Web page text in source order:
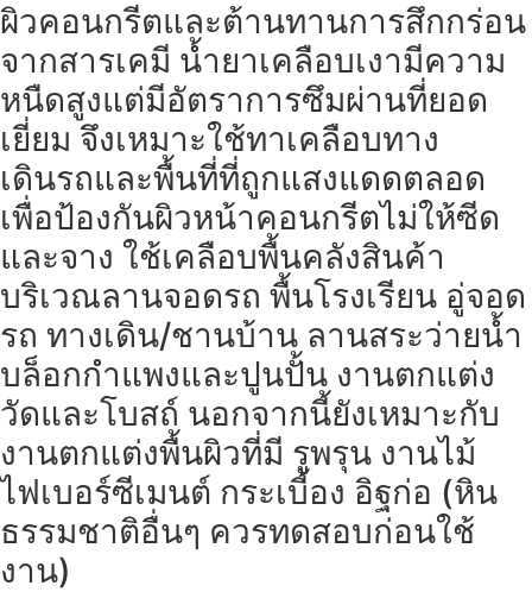
ผิวคอนกรีตและต้านทานการสึกกร่อน
จากสารเคมี น้ำยาเคลือบเงามีความ
หนืดสูงแต่มีอัตราการซึมผ่านที่ยอด
เยี่ยม จึงเหมาะใช้ทาเคลือบทาง
เดินรถและพื้นที่ที่ถูกแสงแดดตลอด
เพื่อป้องกันผิวหน้าคอนกรีตไม่ให้ซีด
และจาง ใช้เคลือบพื้นคลังสินค้า
บริเวณลานจอดรถ พื้นโรงเรียน อู่จอด
รถ ทางเดิน/ชานบ้าน ลานสระว่ายน้ำ
บล็อกกำแพงและปูนปั้น งานตกแต่ง
วัดและโบสถ์ นอกจากนี้ยังเหมาะกับ
งานตกแต่งพื้นผิวที่มี รูพรุน งานไม้
ไฟเบอร์ซีเมนต์ กระเบี้อง อิฐก่อ (หิน
ธรรมชาติอื่นๆ ควรทดสอบก่อนใช้
งาน)